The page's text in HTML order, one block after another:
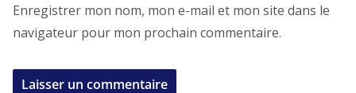
Enregistrer mon nom, mon e-mail et mon site dans le
navigateur pour mon prochain commentaire.